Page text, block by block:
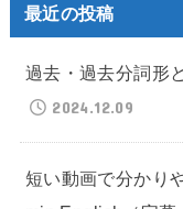
最近の投稿
過去・過去分詞形
2024.12.09
短い動画で分かり